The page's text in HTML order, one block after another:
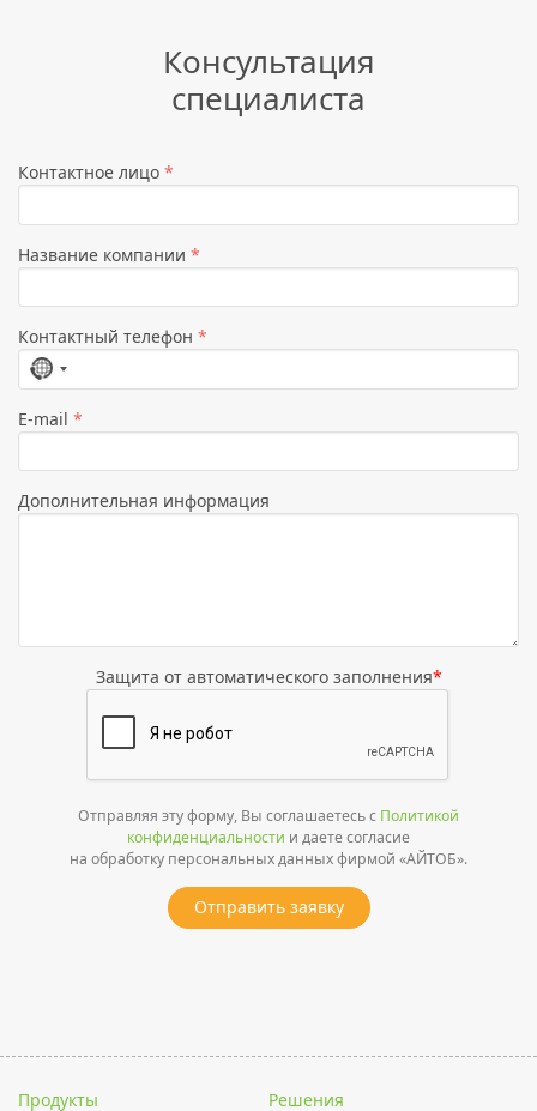
Консультация
специалиста
Контактное лицо *
Название компании *
Контактный телефон *
Страна
не
выбрана
E-mail *
Дополнительная информация
Защита от автоматического заполнения*
Отправляя эту форму, Вы соглашаетесь с Политикой
конфиденциальности и даете согласие
на обработку персональных данных фирмой «АЙТОБ».
Отправить заявку
Продукты Решения